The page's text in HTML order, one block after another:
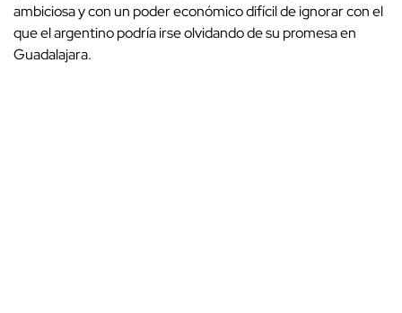
ambiciosa y con un poder económico difícil de ignorar con el
que el argentino podría irse olvidando de su promesa en
Guadalajara.